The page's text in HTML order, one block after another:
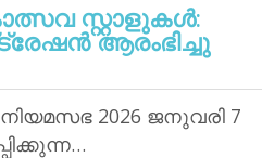
സ്റ്റാളുകള്‍:
ആരംഭിച്ചു
2026 ജനുവരി 7